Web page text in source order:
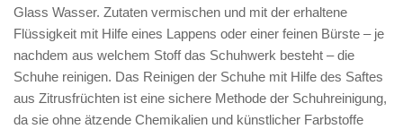
Glass Wasser. Zutaten vermischen und mit der erhaltene
Flüssigkeit mit Hilfe eines Lappens oder einer feinen Bürste – je
nachdem aus welchem Stoff das Schuhwerk besteht – die
Schuhe reinigen. Das Reinigen der Schuhe mit Hilfe des Saftes
aus Zitrusfrüchten ist eine sichere Methode der Schuhreinigung,
da sie ohne ätzende Chemikalien und künstlicher Farbstoffe